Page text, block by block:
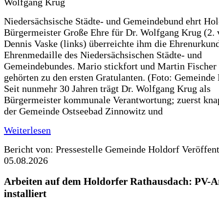
Niedersächsische Städte- und Gemeindebund ehrt
Bürgermeister Große Ehre für Dr. Wolfgang Krug (2.
Dennis Vaske (links) überreichte ihm die
Ehrenmedaille des Niedersächsischen Städte- und
Gemeindebundes. Mario stickfort und Martin Fischer
gehörten zu den ersten Gratulanten. (Foto:
Seit nunmehr 30 Jahren trägt Dr. Wolfgang Krug als
Bürgermeister kommunale Verantwortung; zuerst
der Gemeinde Ostseebad Zinnowitz und
Weiterlesen
Bericht von: Pressestelle Gemeinde Holdorf
05.08.2026
Arbeiten auf dem Holdorfer Rathausdach: PV-
installiert